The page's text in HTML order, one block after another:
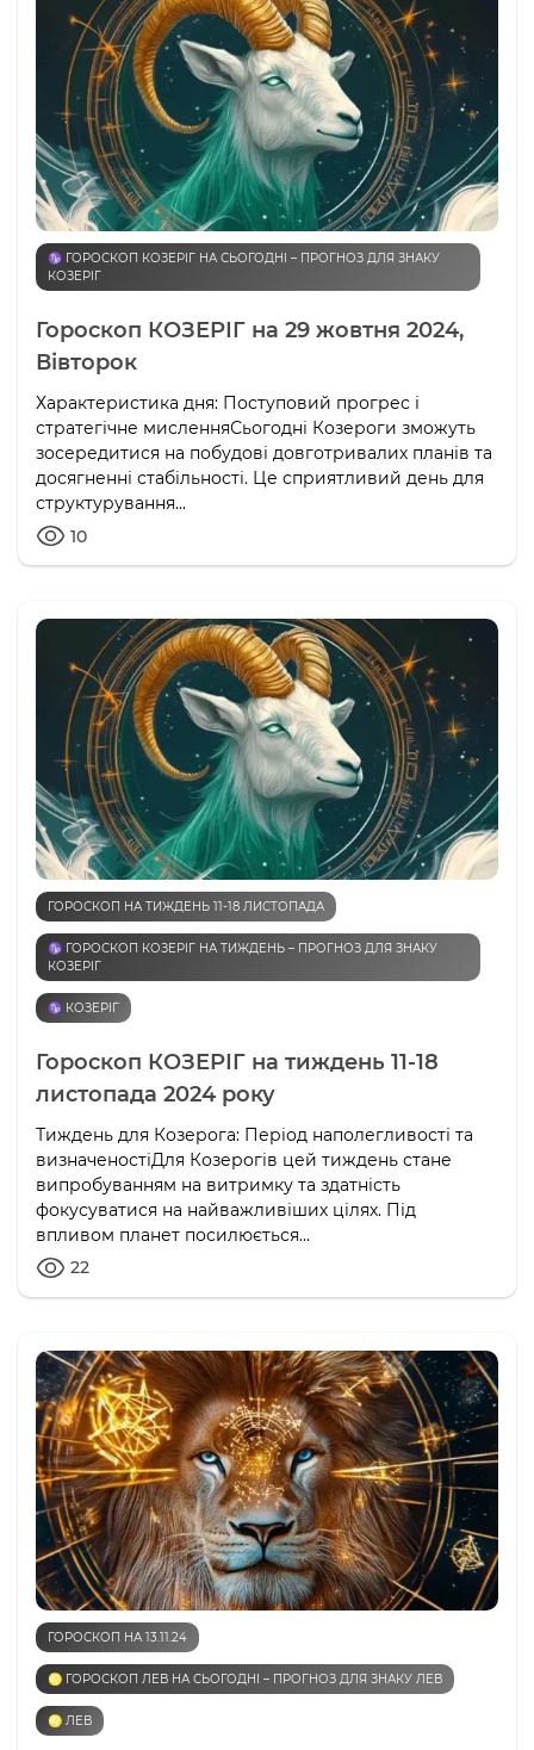
♑️ ГОРОСКОП КОЗЕРІГ НА СЬОГОДНІ – ПРОГНОЗ ДЛЯ ЗНАКУ
КОЗЕРІГ
Гороскоп КОЗЕРІГ на 29 жовтня 2024,
Вівторок
Характеристика дня: Поступовий прогрес і
стратегічне мисленняСьогодні Козероги зможуть
зосередитися на побудові довготривалих планів та
досягненні стабільності. Це сприятливий день для
структурування...
10
ГОРОСКОП НА ТИЖДЕНЬ 11-18 ЛИСТОПАДА
♑️ ГОРОСКОП КОЗЕРІГ НА ТИЖДЕНЬ – ПРОГНОЗ ДЛЯ ЗНАКУ
КОЗЕРІГ
♑️ КОЗЕРІГ
Гороскоп КОЗЕРІГ на тиждень 11-18
листопада 2024 року
Тиждень для Козерога: Період наполегливості та
визначеностіДля Козерогів цей тиждень стане
випробуванням на витримку та здатність
фокусуватися на найважливіших цілях. Під
впливом планет посилюється...
22
ГОРОСКОП НА 13.11.24
♌️ ГОРОСКОП ЛЕВ НА СЬОГОДНІ – ПРОГНОЗ ДЛЯ ЗНАКУ ЛЕВ
♌️ ЛЕВ